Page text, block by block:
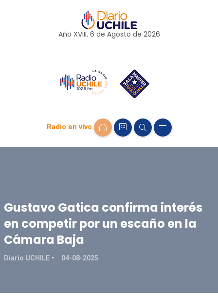
Año XVIII, 6 de Agosto de 2026
Radio en vivo
Gustavo Gatica confirma interés
en competir por un escaño en la
Cámara Baja
Diario UCHILE 04-08-2025